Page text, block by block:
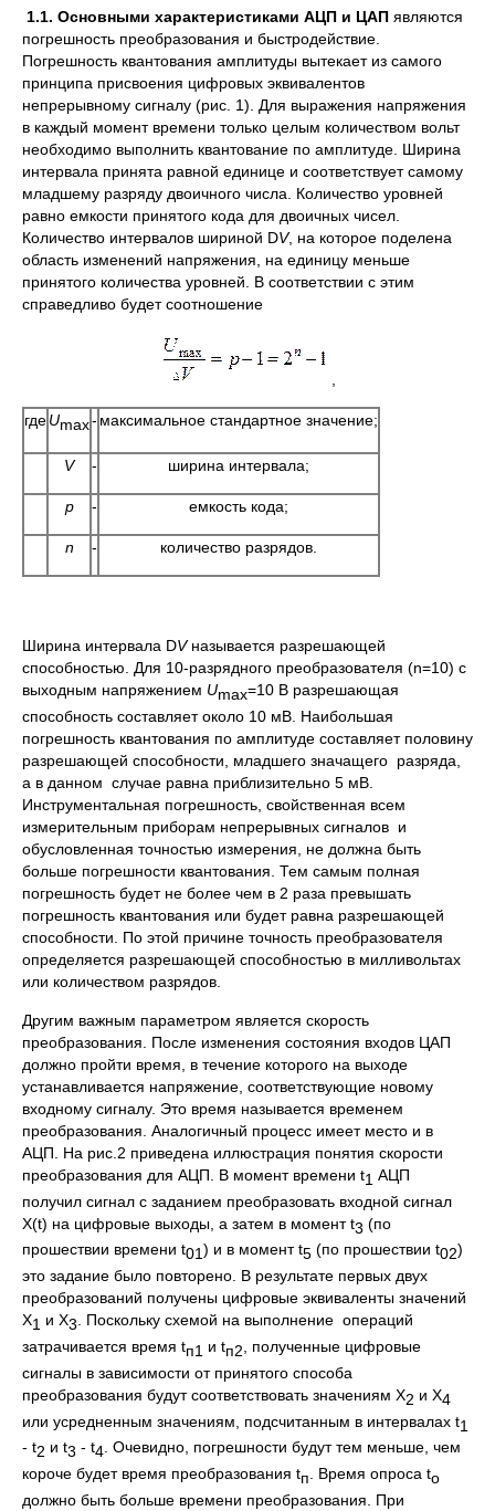
1.1. Основными характеристиками АЦП и ЦАП являются
погрешность преобразования и быстродействие.
Погрешность квантования амплитуды вытекает из самого
принципа присвоения цифровых эквивалентов
непрерывному сигналу (рис. 1). Для выражения напряжения
в каждый момент времени только целым количеством вольт
необходимо выполнить квантование по амплитуде. Ширина
интервала принята равной единице и соответствует самому
младшему разряду двоичного числа. Количество уровней
равно емкости принятого кода для двоичных чисел.
Количество интервалов шириной DV, на которое поделена
область изменений напряжения, на единицу меньше
принятого количества уровней. В соответствии с этим
справедливо будет соотношение
гдеUmax- максимальное стандартное значение;
V - ширина интервала;
p - емкость кода;
n - количество разрядов.
Ширина интервала DVназывается разрешающей
способностью. Для 10-разрядного преобразователя (n=10) с
выходным напряжением Umax=10 В разрешающая
способность составляет около 10 мВ. Наибольшая
погрешность квантования по амплитуде составляет половину
разрешающей способности, младшего значащего разряда,
а в данном случае равна приблизительно 5 мВ.
Инструментальная погрешность, свойственная всем
измерительным приборам непрерывных сигналов и
обусловленная точностью измерения, не должна быть
больше погрешности квантования. Тем самым полная
погрешность будет не более чем в 2 раза превышать
погрешность квантования или будет равна разрешающей
способности. По этой причине точность преобразователя
определяется разрешающей способностью в милливольтах
или количеством разрядов.
Другим важным параметром является скорость
преобразования. После изменения состояния входов ЦАП
должно пройти время, в течение которого на выходе
устанавливается напряжение, соответствующие новому
входному сигналу. Это время называется временем
преобразования. Аналогичный процесс имеет место и в
АЦП. На рис.2 приведена иллюстрация понятия скорости
преобразования для АЦП. В момент времени t1 АЦП
получил сигнал с заданием преобразовать входной сигнал
Х(t) на цифровые выходы, а затем в момент t3 (по
прошествии времени t01) и в момент t5 (по прошествии t02)
это задание было повторено. В результате первых двух
преобразований получены цифровые эквиваленты значений
Х1 и Х3 . Поскольку схемой на выполнение операций
затрачивается время tп1 и tп2 , полученные цифровые
сигналы в зависимости от принятого способа
преобразования будут соответствовать значениям Х2 и Х4
или усредненным значениям, подсчитанным в интервалах t1
- t2 и t3 - t4. Очевидно, погрешности будут тем меньше, чем
короче будет время преобразования tп . Время опроса tо
должно быть больше времени преобразования. При